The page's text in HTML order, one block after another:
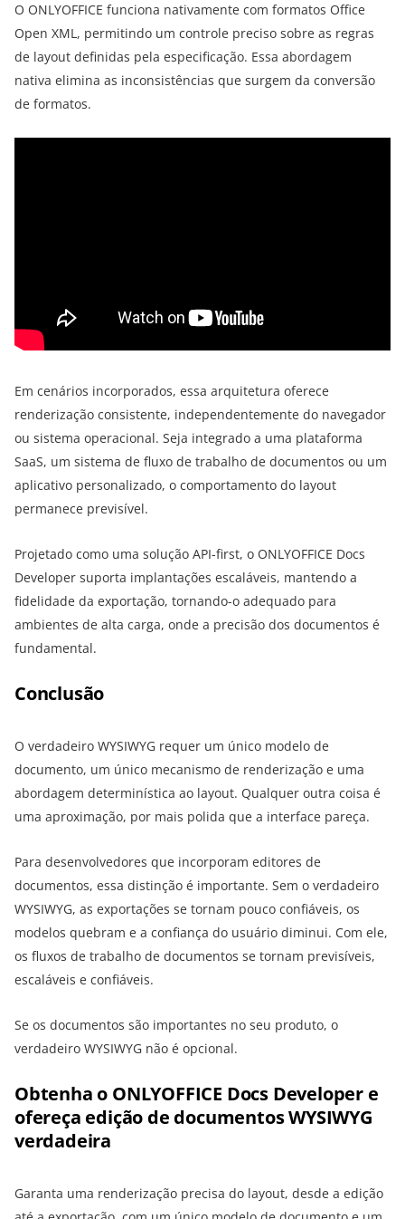
O ONLYOFFICE funciona nativamente com formatos Office
Open XML, permitindo um controle preciso sobre as regras
de layout definidas pela especificação. Essa abordagem
nativa elimina as inconsistências que surgem da conversão
de formatos.
Em cenários incorporados, essa arquitetura oferece
renderização consistente, independentemente do navegador
ou sistema operacional. Seja integrado a uma plataforma
SaaS, um sistema de fluxo de trabalho de documentos ou um
aplicativo personalizado, o comportamento do layout
permanece previsível.
Projetado como uma solução API-first, o ONLYOFFICE Docs
Developer suporta implantações escaláveis, mantendo a
fidelidade da exportação, tornando-o adequado para
ambientes de alta carga, onde a precisão dos documentos é
fundamental.
Conclusão
O verdadeiro WYSIWYG requer um único modelo de
documento, um único mecanismo de renderização e uma
abordagem determinística ao layout. Qualquer outra coisa é
uma aproximação, por mais polida que a interface pareça.
Para desenvolvedores que incorporam editores de
documentos, essa distinção é importante. Sem o verdadeiro
WYSIWYG, as exportações se tornam pouco confiáveis, os
modelos quebram e a confiança do usuário diminui. Com ele,
os fluxos de trabalho de documentos se tornam previsíveis,
escaláveis e confiáveis.
Se os documentos são importantes no seu produto, o
verdadeiro WYSIWYG não é opcional.
Obtenha o ONLYOFFICE Docs Developer e
ofereça edição de documentos WYSIWYG
verdadeira
Garanta uma renderização precisa do layout, desde a edição